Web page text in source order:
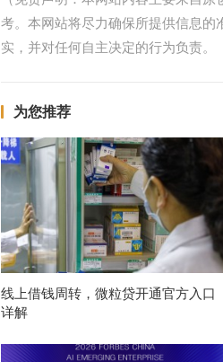
考。本网站将尽力确保所提供信息
实，并对任何自主决定的行为负责。
为您推荐
线上借钱周转，微粒贷开通官方入口
详解